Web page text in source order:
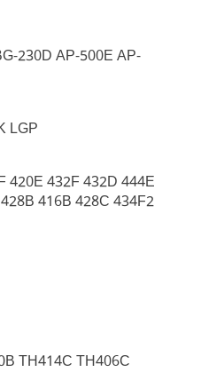
230D AP-500E AP-
LGP
420E 432F 432D 444E
416B 428C 434F2
TH414C TH406C